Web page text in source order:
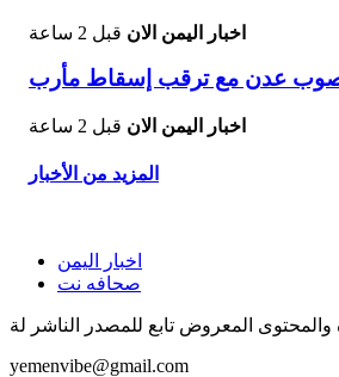
اخبار اليمن الان قبل 2 ساعة
صوب عدن مع ترقب إسقاط مأرب
اخبار اليمن الان قبل 2 ساعة
المزيد من الأخبار
اخبار اليمن
صحافه نت
المعروض تابع للمصدر الناشر لة
yemenvibe@gmail.com